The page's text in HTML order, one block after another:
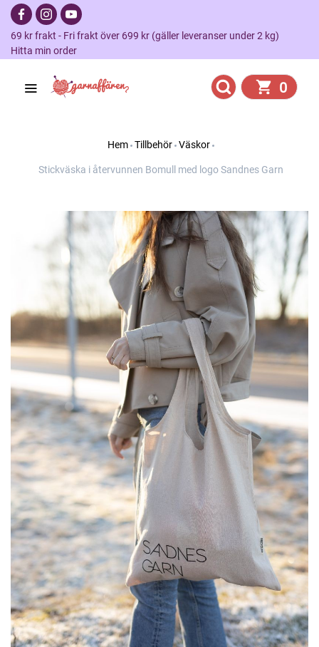
69 kr frakt - Fri frakt över 699 kr (gäller leveranser under 2 kg)
Hitta min order
0
Hem Tillbehör Väskor
Stickväska i återvunnen Bomull med logo Sandnes Garn